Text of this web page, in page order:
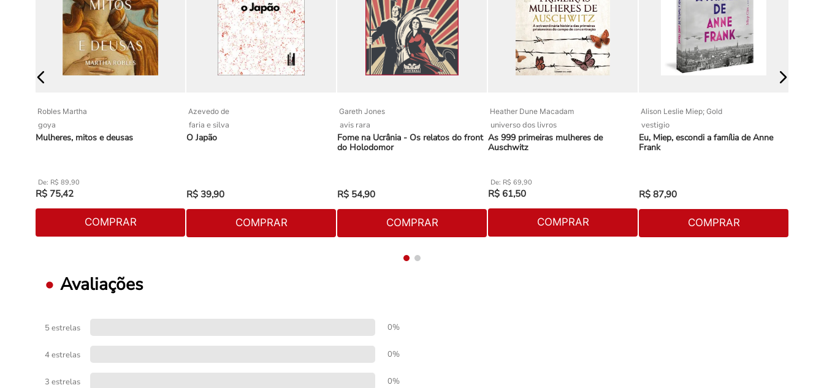
Robles Martha
goya
Mulheres, mitos e deusas
R$ 89,90
R$ 75,42
COMPRAR
Azevedo de
faria e silva
O Japão
R$ 39,90
COMPRAR
Gareth Jones
avis rara
Fome na Ucrânia - Os relatos do front
do Holodomor
R$ 54,90
COMPRAR
Heather Dune Macadam
universo dos livros
As 999 primeiras mulheres de
Auschwitz
R$ 69,90
R$ 61,50
COMPRAR
Alison Leslie Miep; Gold
vestigio
Eu, Miep, escondi a família de Anne
Frank
R$ 87,90
COMPRAR
Avaliações
5 estrelas 0%
4 estrelas 0%
3 estrelas 0%